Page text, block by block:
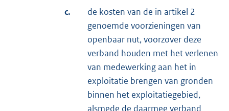
c.
de kosten van de in artikel 2
genoemde voorzieningen van
openbaar nut, voorzover deze
verband houden met het verlenen
van medewerking aan het in
exploitatie brengen van gronden
binnen het exploitatiegebied,
alsmede de daarmee verband